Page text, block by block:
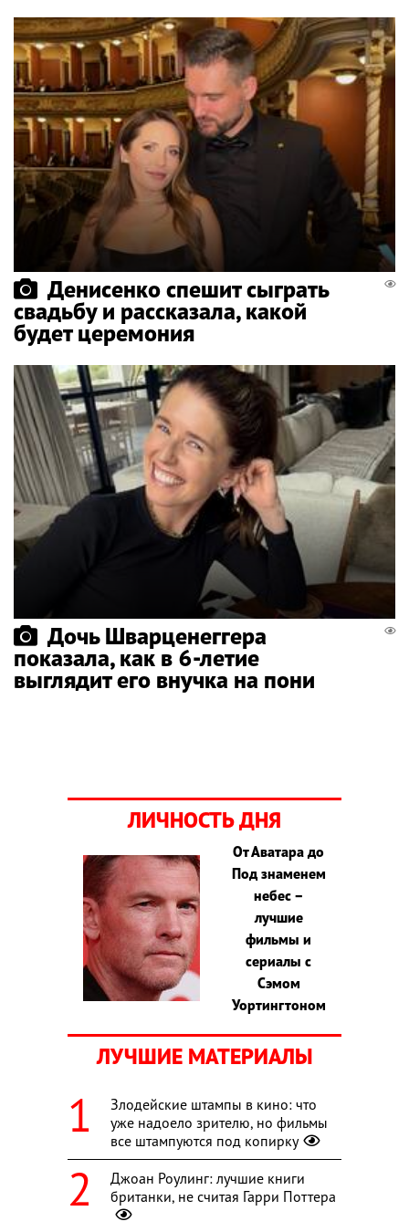
Денисенко спешит сыграть
свадьбу и рассказала, какой
будет церемония
Дочь Шварценеггера
показала, как в 6-летие
выглядит его внучка на пони
ЛИЧНОСТЬ ДНЯ
От Аватара до
Под знаменем
небес –
лучшие
фильмы и
сериалы с
Сэмом
Уортингтоном
ЛУЧШИЕ МАТЕРИАЛЫ
Злодейские штампы в кино: что
уже надоело зрителю, но фильмы
все штампуются под копирку
Джоан Роулинг: лучшие книги
британки, не считая Гарри Поттера